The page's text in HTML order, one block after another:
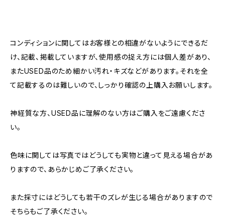
コンディションに関してはお客様との相違がないようにできるだ
け、記載、掲載していますが、使用感の捉え方には個人差があり、
またUSED品のため細かい汚れ・キズなどがあります。それを全
て記載するのは難しいので、しっかり確認の上購入お願いします。
神経質な方、USED品に理解のない方はご購入をご遠慮くださ
い。
色味に関しては写真ではどうしても実物と違って見える場合があ
りますので、あらかじめご了承ください。
また採寸にはどうしても若干のズレが生じる場合がありますので
そちらもご了承ください。